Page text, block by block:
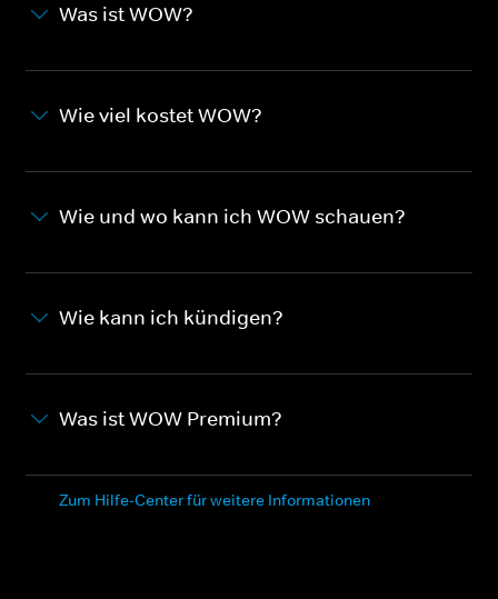
Was ist WOW?
Wie viel kostet WOW?
Wie und wo kann ich WOW schauen?
Wie kann ich kündigen?
Was ist WOW Premium?
Zum Hilfe-Center für weitere Informationen